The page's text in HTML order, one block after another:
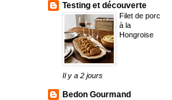
Testing et découverte
Filet de porc
à la
Hongroise
Il y a 2 jours
Bedon Gourmand